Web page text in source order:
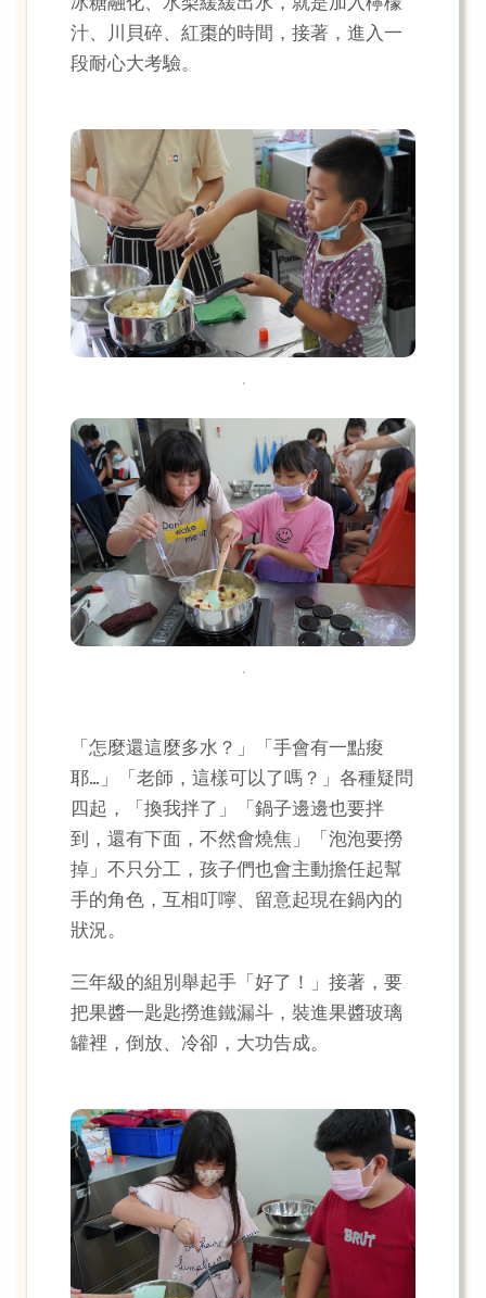
冰糖融化、水梨緩緩出水，就是加入檸檬
汁、川貝碎、紅棗的時間，接著，進入一
段耐心大考驗。
.
.
「怎麼還這麼多水？」「手會有一點痠
耶…」「老師，這樣可以了嗎？」各種疑問
四起，「換我拌了」「鍋子邊邊也要拌
到，還有下面，不然會燒焦」「泡泡要撈
掉」不只分工，孩子們也會主動擔任起幫
手的角色，互相叮嚀、留意起現在鍋內的
狀況。
三年級的組別舉起手「好了！」接著，要
把果醬一匙匙撈進鐵漏斗，裝進果醬玻璃
罐裡，倒放、冷卻，大功告成。